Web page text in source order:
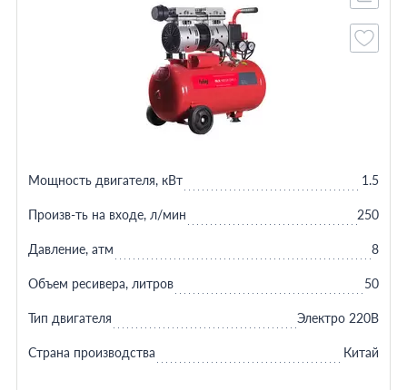
Мощность двигателя, кВт 1.5
Произв-ть на входе, л/мин 250
Давление, атм 8
Объем ресивера, литров 50
Тип двигателя Электро 220В
Страна производства Китай